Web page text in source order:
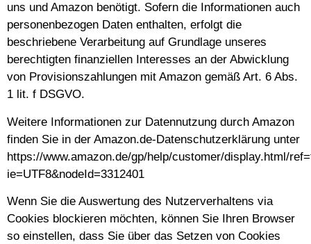
uns und Amazon benötigt. Sofern die Informationen auch
personenbezogen Daten enthalten, erfolgt die
beschriebene Verarbeitung auf Grundlage unseres
berechtigten finanziellen Interesses an der Abwicklung
von Provisionszahlungen mit Amazon gemäß Art. 6 Abs.
1 lit. f DSGVO.
Weitere Informationen zur Datennutzung durch Amazon
finden Sie in der Amazon.de-Datenschutzerklärung unter
https://www.amazon.de/gp/help/customer/display.html/
ie=UTF8&nodeId=3312401
Wenn Sie die Auswertung des Nutzerverhaltens via
Cookies blockieren möchten, können Sie Ihren Browser
so einstellen, dass Sie über das Setzen von Cookies